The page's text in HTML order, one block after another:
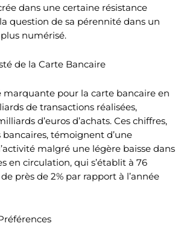
dans une certaine résistance
question de sa pérennité dans un
numérisé.
de la Carte Bancaire
marquante pour la carte bancaire en
de transactions réalisées,
d’euros d’achats. Ces chiffres,
bancaires, témoignent d’une
malgré une légère baisse dans
en circulation, qui s’établit à 76
près de 2% par rapport à l’année